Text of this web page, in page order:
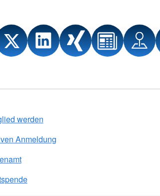
werden
Anmeldung